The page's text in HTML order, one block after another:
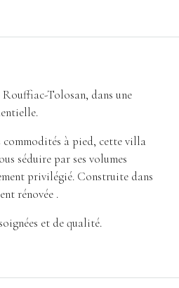
Tolosan, dans une
à pied, cette villa
séduire par ses volumes
privilégié. Construite dans
rénovée .
et de qualité.